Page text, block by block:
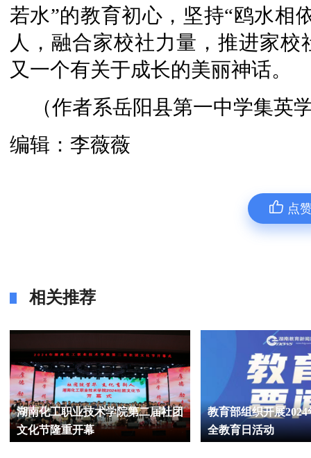
若水”的教育初心，坚持“鸥水相
人，融合家校社力量，推进家
又一个有关于成长的美丽神话。
（作者系岳阳县第一中学集英
编辑：李薇薇
点
相关推荐
湖南化工职业技术学院第二届社团
文化节隆重开幕
教育部组织开展
全教育日活动